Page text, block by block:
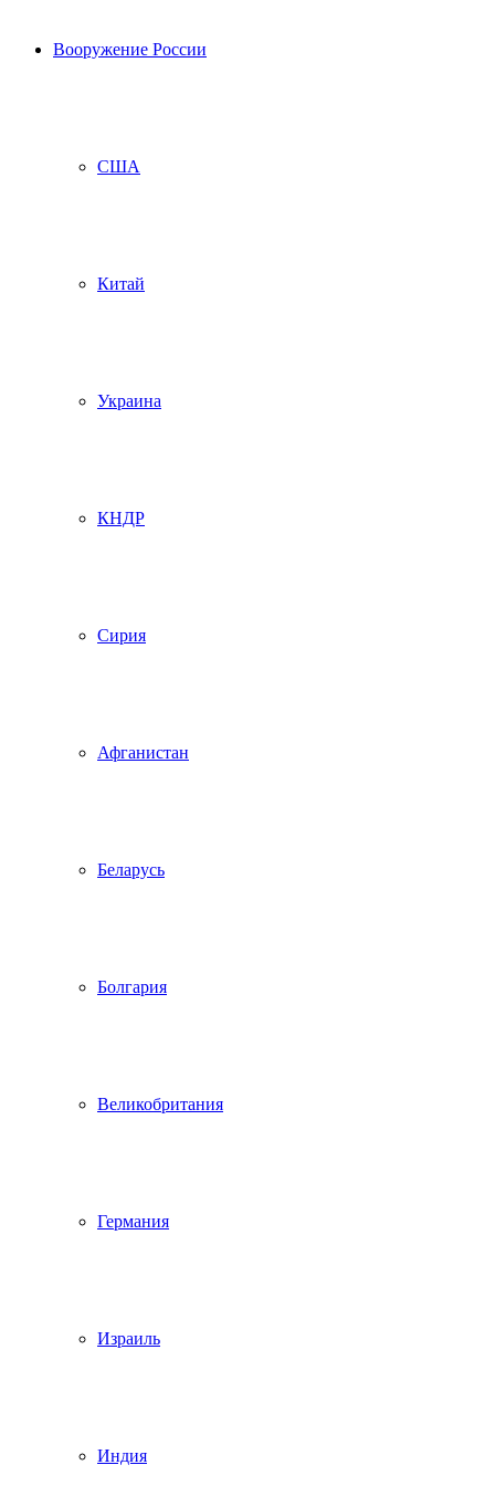
Вооружение России
США
Китай
Украина
КНДР
Сирия
Афганистан
Беларусь
Болгария
Великобритания
Германия
Израиль
Индия